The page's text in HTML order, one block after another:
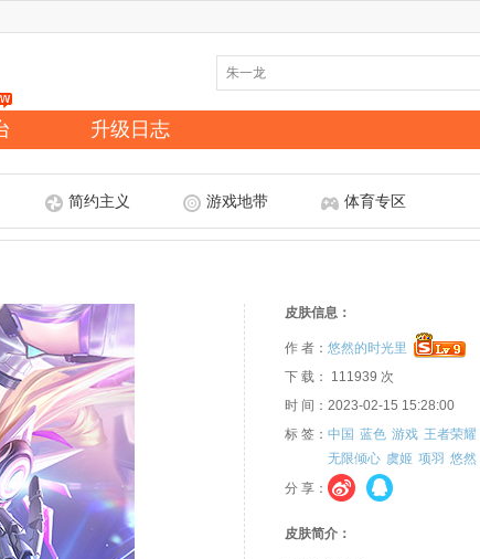
升级日志
简约主义 游戏地带 体育专区
皮肤信息：
作 者： 悠然的时光里
下 载： 111939 次
时 间：2023-02-15 15:28:00
标 签： 中国 蓝色 游戏 王者荣耀
无限倾心 虞姬 项羽 悠然
分 享：
皮肤简介：